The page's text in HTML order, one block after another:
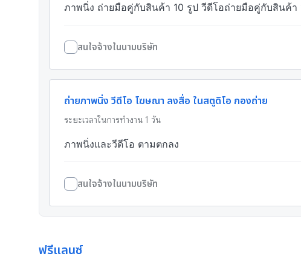
ภาพนิ่ง ถ่ายมือคู่กับสินค้า 10 รูป วีดีโอถ่ายมือคู่กับสินค้า
สนใจจ้างในนามบริษัท
ถ่ายภาพนิ่ง วีดีโอ โฆษณา ลงสื่อ ในสตูดิโอ กองถ่าย
ระยะเวลาในการทำงาน 1 วัน
ภาพนิ่งและวีดีโอ ตามตกลง
สนใจจ้างในนามบริษัท
ฟรีแลนซ์